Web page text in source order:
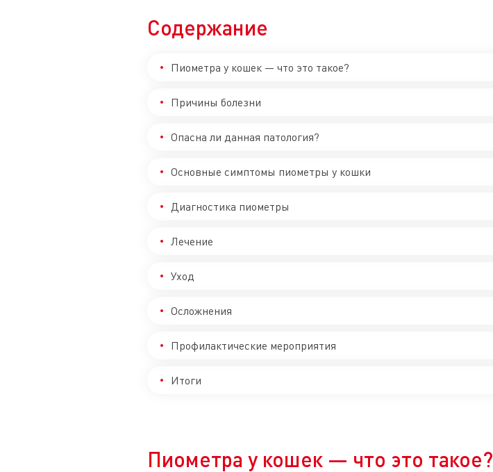
Содержание
Пиометра у кошек — что это такое?
Причины болезни
Опасна ли данная патология?
Основные симптомы пиометры у кошки
Диагностика пиометры
Лечение
Уход
Осложнения
Профилактические мероприятия
Итоги
Пиометра у кошек — что это такое?